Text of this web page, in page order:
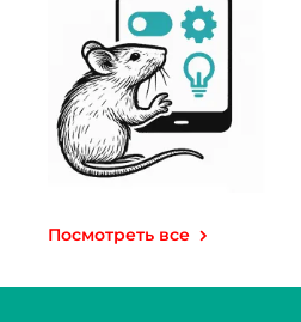
Посмотреть все